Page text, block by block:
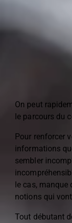
On peut
le parcours du
Pour renforcer
informations
sembler
le cas, manque
notions qui
Tout débutant